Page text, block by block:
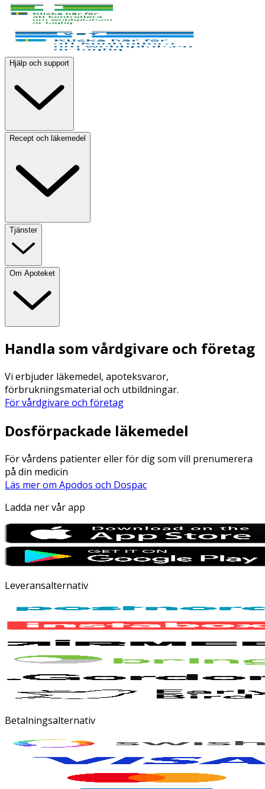
Hjälp och support
Recept och läkemedel
Tjänster
Om Apoteket
Handla som vårdgivare och företag
Vi erbjuder läkemedel, apoteksvaror,
förbrukningsmaterial och utbildningar.
För vårdgivare och företag
Dosförpackade läkemedel
För vårdens patienter eller för dig som vill prenumerera
på din medicin
Läs mer om Apodos och Dospac
Ladda ner vår app
Leveransalternativ
Betalningsalternativ